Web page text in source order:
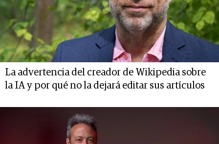
La advertencia del creador de Wikipedia sobre
la IA y por qué no la dejará editar sus artículos